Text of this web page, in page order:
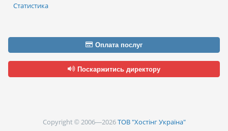
Статистика
Оплата послуг
Поскаржитись директору
Copyright © 2006—2026ТОВ "Хостінг Україна"